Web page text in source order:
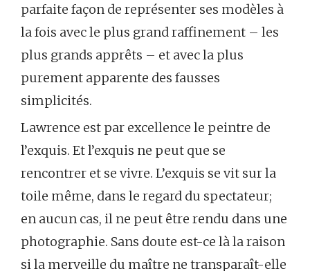
parfaite façon de représenter ses modèles à
la fois avec le plus grand raffinement – les
plus grands apprêts – et avec la plus
purement apparente des fausses
simplicités.
Lawrence est par excellence le peintre de
l’exquis. Et l’exquis ne peut que se
rencontrer et se vivre. L’exquis se vit sur la
toile même, dans le regard du spectateur;
en aucun cas, il ne peut être rendu dans une
photographie. Sans doute est-ce là la raison
si la merveille du maître ne transparaît-elle